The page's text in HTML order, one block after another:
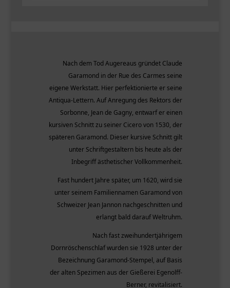
Nach dem Tod Augereaus gründet Claude
Garamond in der Rue des Carmes seine
eigene Werkstatt. Hier perfektionierte er seine
Antiqua-Lettern. Auf Anregung des Rektors der
Sorbonne, Jean de Gagny, entwarf er einen
kursiven Schnitt zu seiner Cicero von 1530, der
späteren Garamond. Dieser kursive Schnitt gilt
unter Schriftgestaltern bis heute als der
Inbegriff ästhetischer Vollkommenheit.
Fast hundert Jahre später, um 1620, wird sie
unter seinem Familiennamen Garamond von
Schweizer Jean Jannon nachgeschnitten und
erlangt bald darauf Weltruhm.
Nach fast zweihundertjährigem
Dornröschenschlaf wurden sie 1928 unter der
Bezeichnung Garamond-Stempel, auf Basis
der alten Spezimen aus der Gießerei Egenolff-
Berner, revitalisiert.